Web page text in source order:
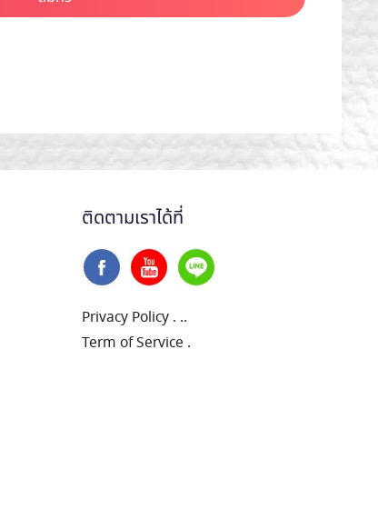
ติดตามเราได้ที่
Privacy Policy . ..
Term of Service .